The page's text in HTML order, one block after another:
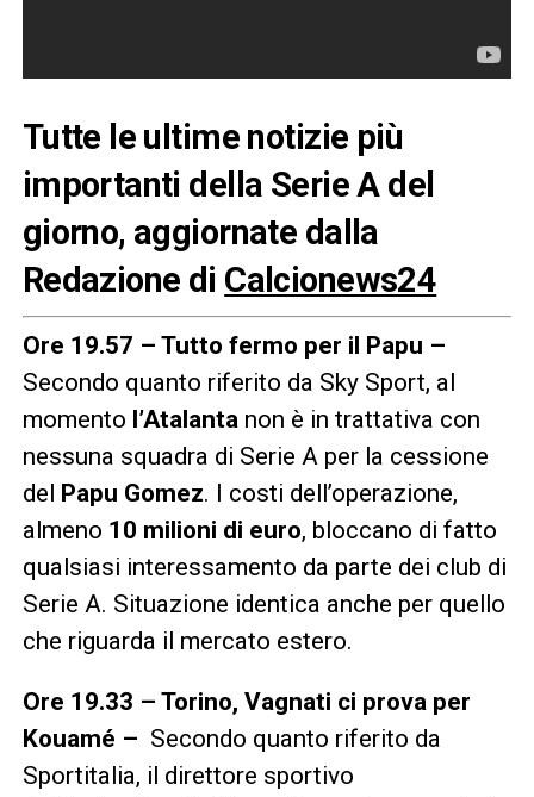
Tutte le ultime notizie più
importanti della Serie A del
giorno, aggiornate dalla
Redazione di Calcionews24
Ore 19.57 – Tutto fermo per il Papu –
Secondo quanto riferito da Sky Sport, al
momento l’Atalantanon è in trattativa con
nessuna squadra di Serie A per la cessione
del
Papu Gomez. I costi dell’operazione,
almeno 10 milioni di euro, bloccano di fatto
qualsiasi interessamento da parte dei club di
Serie A. Situazione identica anche per quello
che riguarda il mercato estero.
Ore 19.33 – Torino, Vagnati ci prova per
Kouamé – Secondo quanto riferito da
Sportitalia, il direttore sportivo